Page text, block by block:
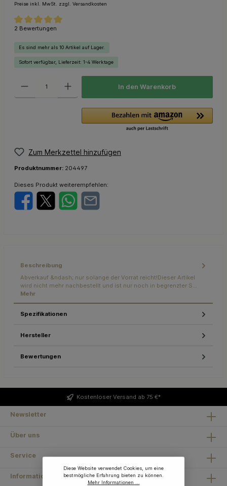
Preise inkl. MwSt. zzgl. Versandkosten
2 Bewertungen
Es sind mehr als 10 Artikel auf Lager.
Sofort verfügbar, Lieferzeit: 1-4 Werktage
In den Warenkorb
Zum Merkzettel hinzufügen
Produktnummer: 204497
Dieses Produkt weiterempfehlen:
Beschreibung
Abverkauf &ndash; nur solange der Vorrat reicht!Dieser Artikel
wird nicht mehr nachbestellt und ist nur noch in begrenzter S…
Mehr
Spezifikationen
Hersteller
Bewertungen
Kostenloser Versand ab 75 €*
Newsletter
Über uns
Service
Information
Diese Website verwendet Cookies, um eine
bestmögliche Erfahrung bieten zu können.
Mehr Informationen ...